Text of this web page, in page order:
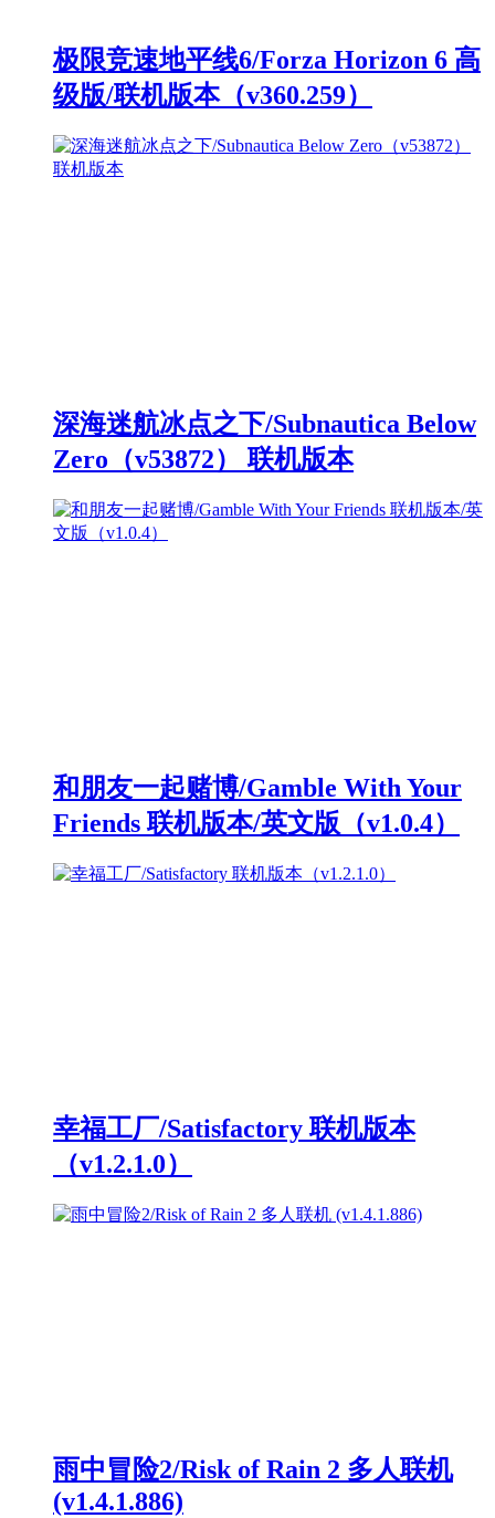
极限竞速地平线6/Forza Horizon 6 高
级版/联机版本（v360.259）
深海迷航冰点之下/Subnautica Below
Zero（v53872） 联机版本
和朋友一起赌博/Gamble With Your
Friends 联机版本/英文版（v1.0.4）
幸福工厂/Satisfactory 联机版本
（v1.2.1.0）
雨中冒险2/Risk of Rain 2 多人联机
(v1.4.1.886)